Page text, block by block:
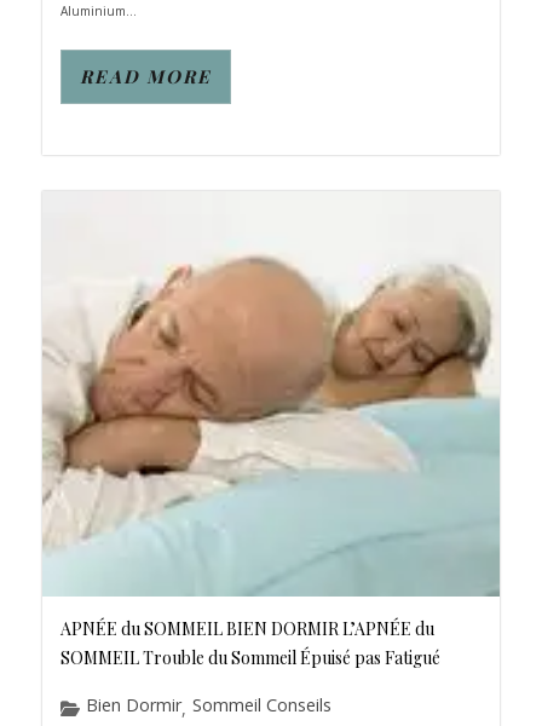
Aluminium...
READ MORE
APNÉE du SOMMEIL BIEN DORMIR L’APNÉE du
SOMMEIL Trouble du Sommeil Épuisé pas Fatigué
Bien Dormir, Sommeil Conseils